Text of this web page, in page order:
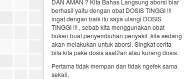
DAN AMAN ? Kita Bahas Langsung aborsi biar
berhasil yaitu dengan obat DOSIS TINGGI !!!
ingat dengan baik itu saya ulangi DOSIS
TINGGI !!! , sebab kita menggunakan obat
bukan buat penyembuhan penyakit ,kita sedang
akan melakukan untuk aborsi. Singkat cerita
bila kita pake dosis asal2an atau kurang dosis.
Pertama tidak mempan dan tidak ngefek sama
sekali,